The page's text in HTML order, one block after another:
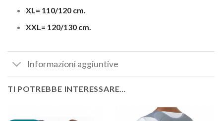
XL= 110/120 cm.
XXL= 120/130 cm.
Informazioni aggiuntive
TI POTREBBE INTERESSARE…